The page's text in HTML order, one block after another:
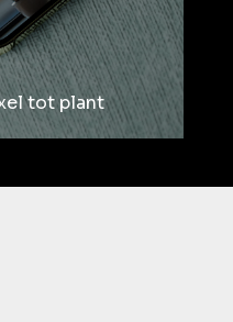
tot plant